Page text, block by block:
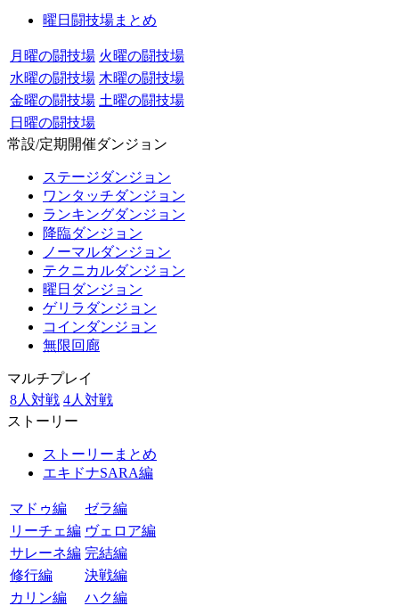
曜日闘技場まとめ
月曜の闘技場 火曜の闘技場
水曜の闘技場 木曜の闘技場
金曜の闘技場 土曜の闘技場
日曜の闘技場
常設/定期開催ダンジョン
ステージダンジョン
ワンタッチダンジョン
ランキングダンジョン
降臨ダンジョン
ノーマルダンジョン
テクニカルダンジョン
曜日ダンジョン
ゲリラダンジョン
コインダンジョン
無限回廊
マルチプレイ
8人対戦 4人対戦
ストーリー
ストーリーまとめ
エキドナSARA編
マドゥ編
ゼラ編
リーチェ編 ヴェロア編
サレーネ編 完結編
修行編
決戦編
カリン編
ハク編